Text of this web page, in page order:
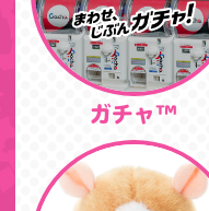
ガチャ™